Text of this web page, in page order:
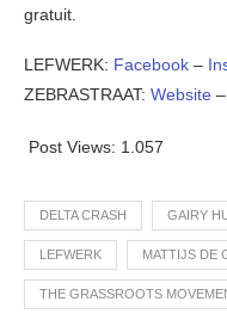
gratuit.
LEFWERK: Facebook –
ZEBRASTRAAT: Website –
Post Views: 1.057
DELTA CRASH GAIRY
LEFWERK MATTIJS DE
THE GRASSROOTS